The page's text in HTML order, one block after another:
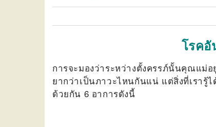
โรคอั
การจะมองว่าระหว่างตั้งครรภ์นั้นคุณแม่
ยากว่าเป็นภาวะไหนกันแน่ แต่สิ่งที่เรารู้
ด้วยกัน 6 อาการดังนี้